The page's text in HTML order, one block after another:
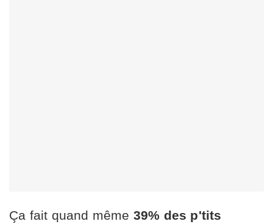
Ça fait quand même 39% des p'tits